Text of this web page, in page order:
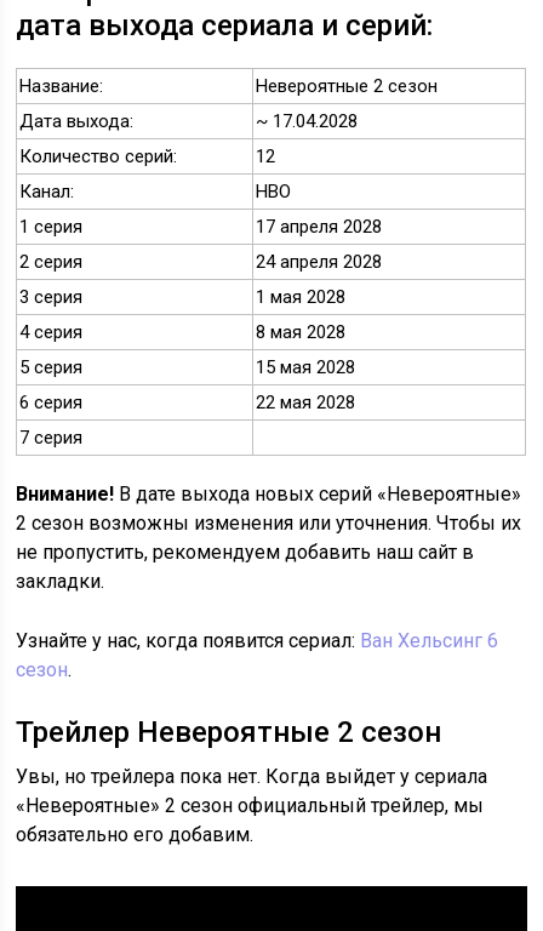
дата выхода сериала и серий:
Название:
Невероятные 2 сезон
Дата выхода:
~ 17.04.2028
Количество серий:
12
Канал:
HBO
1 серия
17 апреля 2028
2 серия
24 апреля 2028
3 серия
1 мая 2028
4 серия
8 мая 2028
5 серия
15 мая 2028
6 серия
22 мая 2028
7 серия
Внимание! В дате выхода новых серий «Невероятные»
2 сезон возможны изменения или уточнения. Чтобы их
не пропустить, рекомендуем добавить наш сайт в
закладки.
Узнайте у нас, когда появится сериал: Ван Хельсинг 6
сезон.
Трейлер Невероятные 2 сезон
Увы, но трейлера пока нет. Когда выйдет у сериала
«Невероятные» 2 сезон официальный трейлер, мы
обязательно его добавим.